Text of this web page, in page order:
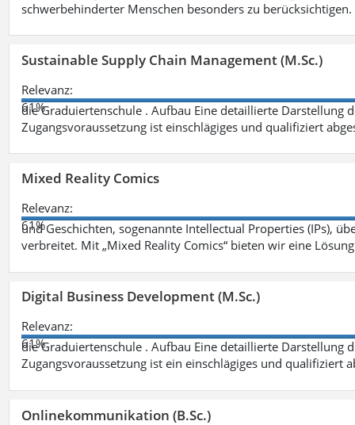
schwerbehinderter Menschen besonders zu berücksichtigen.
Sustainable Supply Chain Management (M.Sc.)
Relevanz:
61%
die Graduiertenschule . Aufbau Eine detaillierte Darstellung
Zugangsvoraussetzung ist einschlägiges und qualifiziert
Mixed Reality Comics
Relevanz:
61%
und Geschichten, sogenannte Intellectual Properties (IPs),
verbreitet. Mit „Mixed Reality Comics“ bieten wir eine
Digital Business Development (M.Sc.)
Relevanz:
61%
die Graduiertenschule . Aufbau Eine detaillierte Darstellung
Zugangsvoraussetzung ist ein einschlägiges und qualifiziert
Onlinekommunikation (B.Sc.)